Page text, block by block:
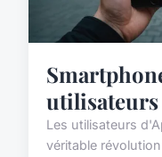
utilisateurs
Les utilisateurs
véritable